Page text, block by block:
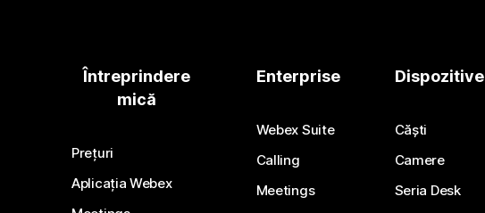
Întreprindere
mică
Prețuri
Aplicația Webex
Enterprise
Webex Suite
Calling
Meetings
Dispozitive
Căști
Camere
Seria Desk